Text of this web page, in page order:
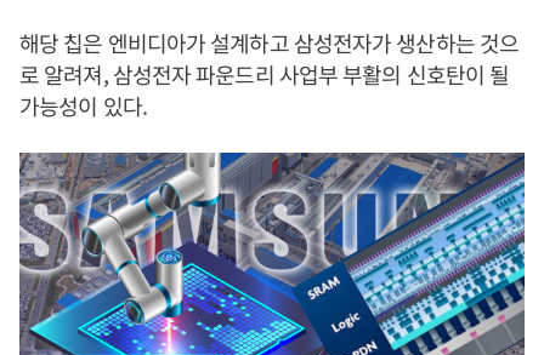
해당 칩은 엔비디아가 설계하고 삼성전자가 생산하는 것으
로 알려져, 삼성전자 파운드리 사업부 부활의 신호탄이 될
가능성이 있다.